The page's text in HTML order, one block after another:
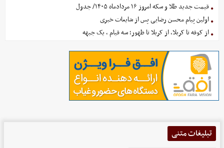
قیمت جدید طلا و سکه امروز ۱۶ مردادماه ۱۴۰۵/ جدول
اولین پیام محسن رضایی پس از شایعات خبری
از کوفه تا کربلا، از کربلا تا ظهور؛ سه قیام ، یک جبهه
تبلیغات متنی